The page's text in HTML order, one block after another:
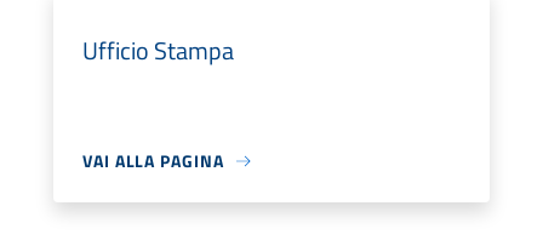
Ufficio Stampa
VAI ALLA PAGINA